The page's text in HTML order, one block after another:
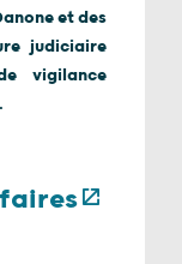
et des
judiciaire
vigilance